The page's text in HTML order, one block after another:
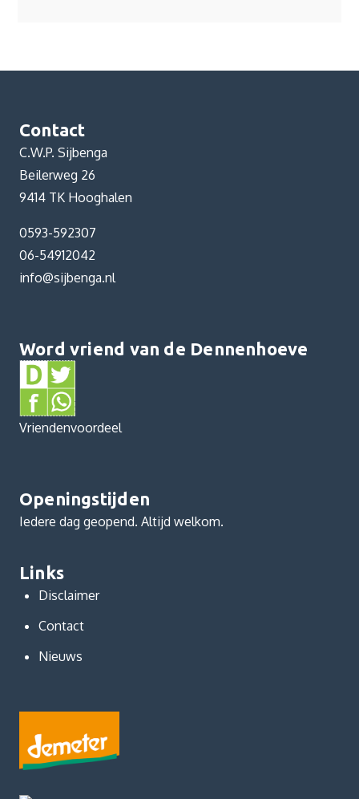
Contact
C.W.P. Sijbenga
Beilerweg 26
9414 TK Hooghalen
0593-592307
06-54912042
info@sijbenga.nl
Word vriend van de Dennenhoeve
Vriendenvoordeel
Openingstijden
Iedere dag geopend. Altijd welkom.
Links
Disclaimer
Contact
Nieuws